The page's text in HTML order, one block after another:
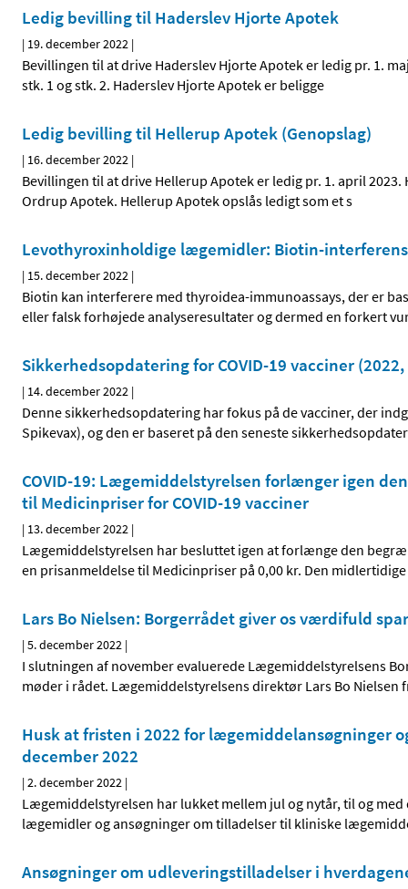
Ledig bevilling til Haderslev Hjorte Apotek
| 19. december 2022 |
Bevillingen til at drive Haderslev Hjorte Apotek er ledig pr. 1.
stk. 1 og stk. 2. Haderslev Hjorte Apotek er beligge
Ledig bevilling til Hellerup Apotek (Genopslag)
| 16. december 2022 |
Bevillingen til at drive Hellerup Apotek er ledig pr. 1. april
Ordrup Apotek. Hellerup Apotek opslås ledigt som et s
Levothyroxinholdige lægemidler: Biotin-
| 15. december 2022 |
Biotin kan interferere med thyroidea-immunoassays, der er
eller falsk forhøjede analyseresultater og dermed en forkert
Sikkerhedsopdatering for COVID-19 vacciner (2022,
| 14. december 2022 |
Denne sikkerhedsopdatering har fokus på de vacciner, der
Spikevax), og den er baseret på den seneste
COVID-19: Lægemiddelstyrelsen forlænger igen
til Medicinpriser for COVID-19 vacciner
| 13. december 2022 |
Lægemiddelstyrelsen har besluttet igen at forlænge den
en prisanmeldelse til Medicinpriser på 0,00 kr. Den
Lars Bo Nielsen: Borgerrådet giver os værdifuld
|5. december 2022 |
I slutningen af november evaluerede Lægemiddelstyrelsens
møder i rådet. Lægemiddelstyrelsens direktør Lars Bo
Husk at fristen i 2022 for lægemiddelansøgninger
december 2022
|2. december 2022 |
Lægemiddelstyrelsen har lukket mellem jul og nytår, til og
lægemidler og ansøgninger om tilladelser til kliniske
Ansøgninger om udleveringstilladelser i